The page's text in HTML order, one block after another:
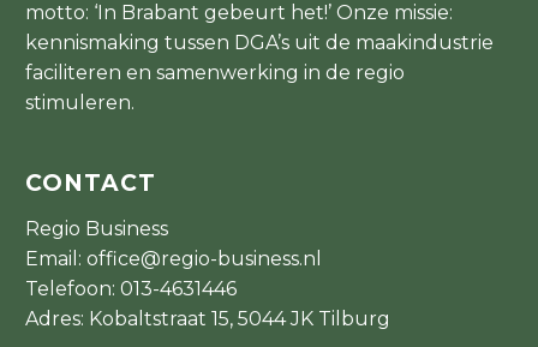
motto: ‘In Brabant gebeurt het!’ Onze missie:
kennismaking tussen DGA’s uit de maakindustrie
faciliteren en samenwerking in de regio
stimuleren.
CONTACT
Regio Business
Email: office@regio-business.nl
Telefoon: 013-4631446
Adres: Kobaltstraat 15, 5044 JK Tilburg